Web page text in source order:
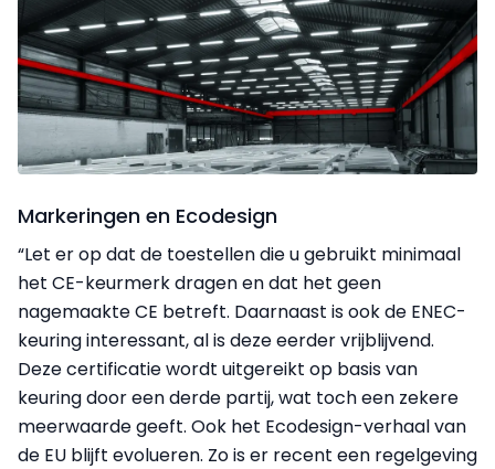
Markeringen en Ecodesign
“Let er op dat de toestellen die u gebruikt minimaal
het CE-keurmerk dragen en dat het geen
nagemaakte CE betreft. Daarnaast is ook de ENEC-
keuring interessant, al is deze eerder vrijblijvend.
Deze certificatie wordt uitgereikt op basis van
keuring door een derde partij, wat toch een zekere
meerwaarde geeft. Ook het Ecodesign-verhaal van
de EU blijft evolueren. Zo is er recent een regelgeving